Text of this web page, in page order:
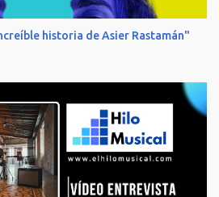
historia de Asier Rastamán"